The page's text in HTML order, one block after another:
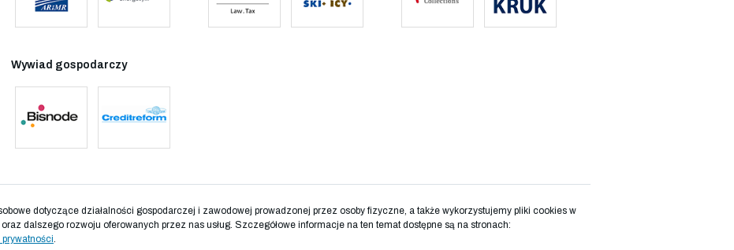
Wywiad gospodarczy
dotyczące działalności gospodarczej i zawodowej prowadzonej przez osoby fizyczne, a także wykorzystujemy pliki cookies w
dalszego rozwoju oferowanych przez nas usług. Szczegółowe informacje na ten temat dostępne są na stronach:
prywatności.